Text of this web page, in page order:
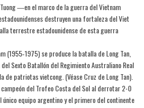
―en el marco de la guerra del Vietnam
destruyen una fortaleza del Viet
terrestre estadounidense de esta guerra
(1955‑1975) se produce la batalla de Long Tan,
Sexto Batallón del Regimiento Australiano Real
de patriotas vietcong. (Véase Cruz de Long Tan).
del Trofeo Costa del Sol al derrotar 2-0
único equipo argentino y el primero del continente